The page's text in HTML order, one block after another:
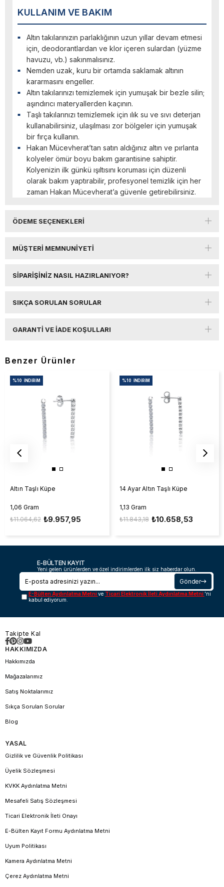
KULLANIM VE BAKIM
Altın takılarınızın parlaklığının uzun yıllar devam etmesi
için, deodorantlardan ve klor içeren sulardan (yüzme
havuzu, vb.) sakınmalısınız.
Nemden uzak, kuru bir ortamda saklamak altının
kararmasını engeller.
Altın takılarınızı temizlemek için yumuşak bir bezle silin;
aşındırıcı materyallerden kaçının.
Taşlı takılarınızı temizlemek için ılık su ve sıvı deterjan
kullanabilirsiniz, ulaşılması zor bölgeler için yumuşak
bir fırça kullanın.
Hakan Mücevherat’tan satın aldığınız altın ve pırlanta
kolyeler ömür boyu bakım garantisine sahiptir.
Kolyenizin ilk günkü ışıltısını koruması için düzenli
olarak bakım yaptırabilir, profesyonel temizlik için her
zaman Hakan Mücevherat’a güvenle getirebilirsiniz.
ÖDEME SEÇENEKLERI
MÜŞTERI MEMNUNIYETI
SIPARIŞINIZ NASIL HAZIRLANIYOR?
SIKÇA SORULAN SORULAR
GARANTI VE İADE KOŞULLARI
Benzer Ürünler
Altın Taşlı Küpe
1,06 Gram
₺9.957,95
₺11.064,62
%10 İNDIRIM
14 Ayar Altın Taşlı Küpe
1,13 Gram
₺10.658,53
₺11.843,18
%10 İNDIRIM
E-BÜLTEN KAYIT
Yeni gelen ürünlerden ve özel indirimlerden ilk siz haberdar olun.
Gönder
E-Bülten Aydınlatma Metnive Ticari Elektronik İleti Aydınlatma Metni 'ni
kabul ediyorum.
Takipte Kal
HAKKIMIZDA
Hakkımızda
Mağazalarımız
Satış Noktalarımız
Sıkça Sorulan Sorular
Blog
YASAL
Gizlilik ve Güvenlik Politikası
Üyelik Sözleşmesi
KVKK Aydınlatma Metni
Mesafeli Satış Sözleşmesi
Ticari Elektronik İleti Onayı
E-Bülten Kayıt Formu Aydınlatma Metni
Uyum Politikası
Kamera Aydınlatma Metni
Çerez Aydınlatma Metni